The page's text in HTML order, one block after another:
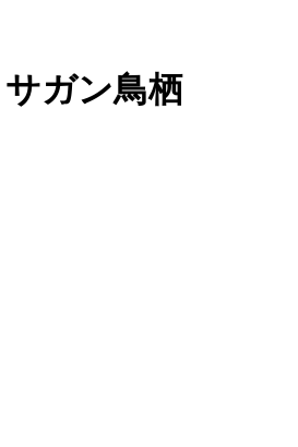
サガン鳥栖